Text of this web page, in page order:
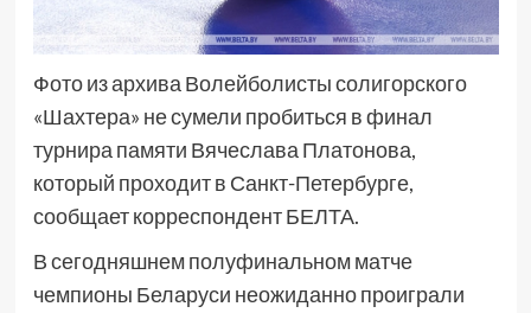
Фото из архива Волейболисты солигорского
«Шахтера» не сумели пробиться в финал
турнира памяти Вячеслава Платонова,
который проходит в Санкт-Петербурге,
сообщает корреспондент БЕЛТА.
В сегодняшнем полуфинальном матче
чемпионы Беларуси неожиданно проиграли